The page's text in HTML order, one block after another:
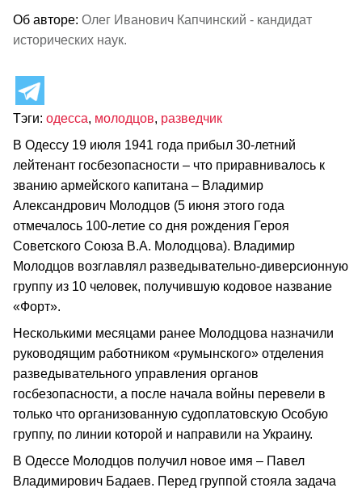
Об авторе: Олег Иванович Капчинский - кандидат
исторических наук.
Тэги: одесса, молодцов, разведчик
В Одессу 19 июля 1941 года прибыл 30-летний
лейтенант госбезопасности – что приравнивалось к
званию армейского капитана – Владимир
Александрович Молодцов (5 июня этого года
отмечалось 100-летие со дня рождения Героя
Советского Союза В.А. Молодцова). Владимир
Молодцов возглавлял разведывательно-диверсионную
группу из 10 человек, получившую кодовое название
«Форт».
Несколькими месяцами ранее Молодцова назначили
руководящим работником «румынского» отделения
разведывательного управления органов
госбезопасности, а после начала войны перевели в
только что организованную судоплатовскую Особую
группу, по линии которой и направили на Украину.
В Одессе Молодцов получил новое имя – Павел
Владимирович Бадаев. Перед группой стояла задача